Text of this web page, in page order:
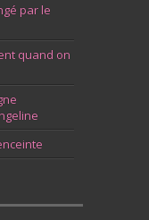
par le
quand on